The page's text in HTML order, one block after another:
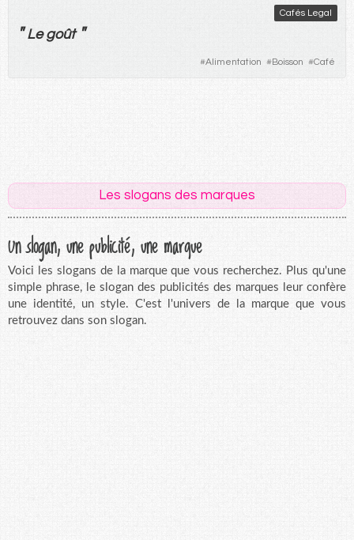
Cafés Legal
" Le goût "
#Alimentation #Boisson #Café
Les slogans des marques
Un slogan, une publicité, une marque
Voici les slogans de la marque que vous recherchez. Plus qu'une
simple phrase, le slogan des publicités des marques leur confère
une identité, un style. C'est l'univers de la marque que vous
retrouvez dans son slogan.